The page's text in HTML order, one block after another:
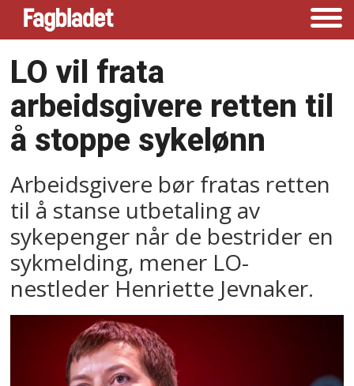
LO vil frata
arbeidsgivere retten til
å stoppe sykelønn
Arbeidsgivere bør fratas retten
til å stanse utbetaling av
sykepenger når de bestrider en
sykmelding, mener LO-
nestleder Henriette Jevnaker.